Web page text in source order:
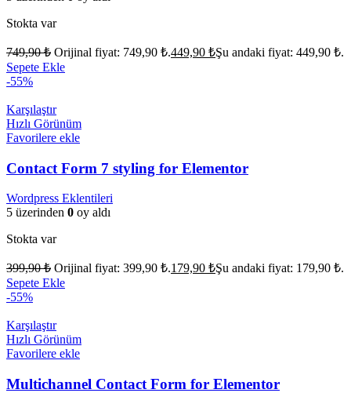
Stokta var
749,90₺ Orijinal fiyat: 749,90 ₺.449,90 ₺Şu andaki fiyat: 449,90 ₺.
Sepete Ekle
-55%
Karşılaştır
Hızlı Görünüm
Favorilere ekle
Contact Form 7 styling for Elementor
Wordpress Eklentileri
5 üzerinden 0 oy aldı
Stokta var
399,90₺ Orijinal fiyat: 399,90 ₺.179,90 ₺Şu andaki fiyat: 179,90 ₺.
Sepete Ekle
-55%
Karşılaştır
Hızlı Görünüm
Favorilere ekle
Multichannel Contact Form for Elementor